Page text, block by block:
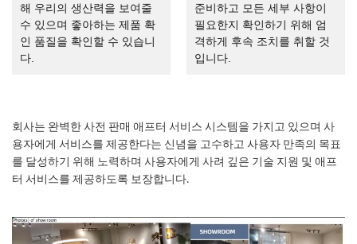
해 우리의 생산력을 보여줄
수 있으며 좋아하는 제품 확
인 품질을 확인할 수 있습니
다.
준비하고 모든 세부 사항이
필요한지 확인하기 위해 엄
격하게 후속 조치를 취할 것
입니다.
회사는 완벽한 사전 판매 애프터 서비스 시스템을 가지고 있으며 사
용자에게 서비스를 제공한다는 신념을 고수하고 사용자 만족의 목표
를 달성하기 위해 노력하며 사용자에게 사려 깊은 기술 지원 및 애프
터 서비스를 제공하도록 보장합니다.